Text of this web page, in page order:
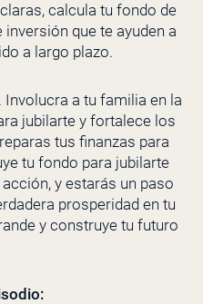
calcula tu fondo de
que te ayuden a
a largo plazo.
a tu familia en la
jubilarte y fortalece los
tus finanzas para
tu fondo para jubilarte
y estarás un paso
prosperidad en tu
y construye tu futuro